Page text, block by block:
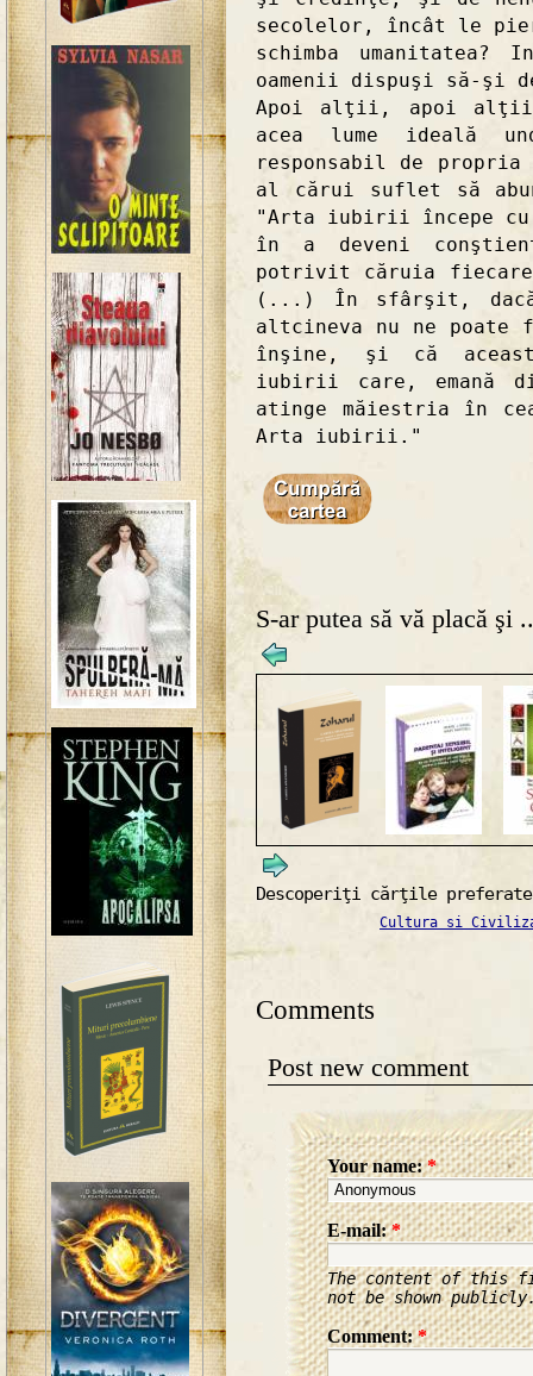
secolelor, încât le
schimba
oamenii dispuşi să-şi
Apoi alţii, apoi alţii,
acea lume ideală
responsabil de
al cărui suflet să
"Arta iubirii începe cu
în a deveni
potrivit căruia
(...) În sfârşit, dacă
altcineva nu ne
înşine, şi că
iubirii care, emană
atinge măiestria în
Arta iubirii."
S-ar putea să vă placă şi
Descoperiţi cărţile
Cultura si
Comments
Post new comment
Your name:*
E-mail:*
The content of this
not be shown
Comment:*